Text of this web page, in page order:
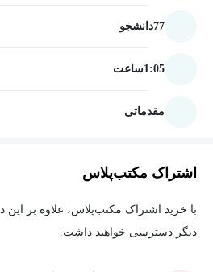
77دانشجو
1:05ساعت
مقدماتی
اشتراک مکتب‌پلاس
دیگر دسترسی خواهید داشت.